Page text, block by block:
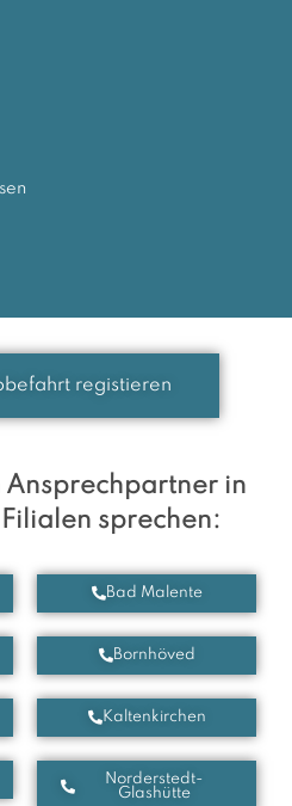
registieren
Ansprechpartner in
sprechen:
Bad Malente
Bornhöved
Kaltenkirchen
Norderstedt-
Glashütte